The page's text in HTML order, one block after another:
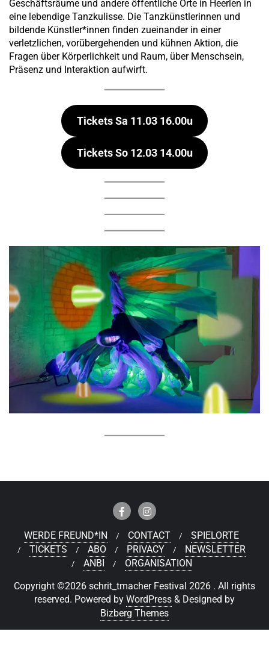
Geschäftsräume und andere öffentliche Orte in Heerlen in
eine lebendige Tanzkulisse. Die Tanzkünstlerinnen und
bildende Künstler*innen finden zueinander in einer
verletzlichen, vorübergehenden und kühnen Aktion, die
Fragen über Körperlichkeit und Raum, über Menschsein,
Präsenz und Interaktion aufwirft.
Tickets Sa 11.03 16.00u
Tickets So 12.03 14.00u
WERDE FREUND*IN CONTACT
SPIELORTE
TICKETS
ABO PRIVACY
NEWSLETTER
ANBI
ORGANISATION
Copyright ©2026 schrit_tmacher Festival 2026 . All rights
reserved. Powered by WordPress & Designed by
Bizberg Themes